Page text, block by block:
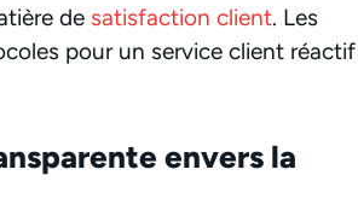
de satisfaction client. Les
pour un service client réactif
envers la